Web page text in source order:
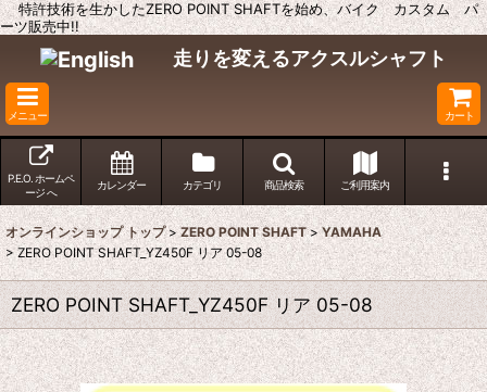
特許技術を生かしたZERO POINT SHAFTを始め、バイク カスタム パ
ーツ販売中!!
走りを変えるアクスルシャフト
メニュー カート
P.E.O. ホームペ
ージ へ
カレンダー カテゴリ 商品検索 ご利用案内
オンラインショップ トップ > ZERO POINT SHAFT > YAMAHA
> ZERO POINT SHAFT_YZ450F リア 05-08
ZERO POINT SHAFT_YZ450F リア 05-08